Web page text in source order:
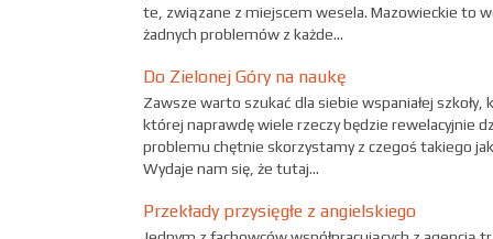
te, związane z miejscem wesela. Mazowieckie to
żadnych problemów z każde...
Do Zielonej Góry na naukę
Zawsze warto szukać dla siebie wspaniałej
której naprawdę wiele rzeczy będzie rewelacyjnie
problemu chętnie skorzystamy z czegoś takiego
Wydaje nam się, że tutaj...
Przekłady przysięgłe z angielskiego